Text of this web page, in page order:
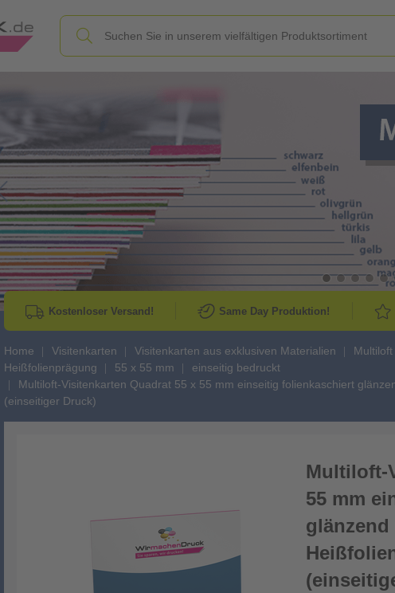
Go to Previous Slide
Kostenloser Versand! Same Day Produktion!
Home Visitenkarten Visitenkarten aus exklusiven Materialien
Heißfolienprägung
55 x 55 mm
einseitig bedruckt
Multiloft-Visitenkarten Quadrat 55 x 55 mm einseitig folienkaschiert
(einseitiger Druck)
Multiloft-
55 mm